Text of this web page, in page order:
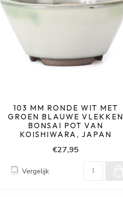
103 MM RONDE WIT MET
GROEN BLAUWE VLEKKEN
BONSAI POT VAN
KOISHIWARA, JAPAN
€27,95
Vergelijk